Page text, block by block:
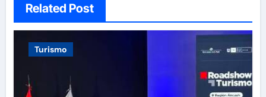
Related Post
Turismo